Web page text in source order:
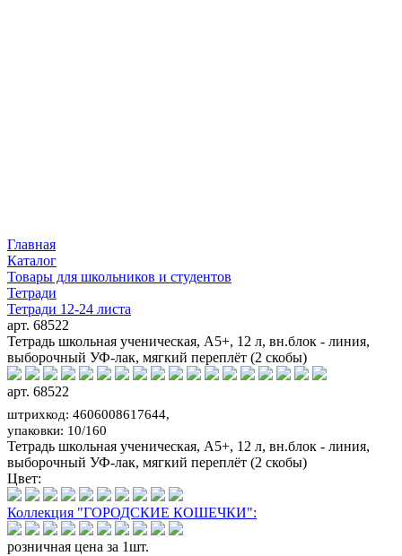
Главная
Каталог
Товары для школьников и студентов
Тетради
Тетради 12-24 листа
арт. 68522
Тетрадь школьная ученическая, А5+, 12 л, вн.блок - линия,
выборочный УФ-лак, мягкий переплёт (2 скобы)
арт. 68522
штрихкод: 4606008617644,
упаковки: 10/160
Тетрадь школьная ученическая, А5+, 12 л, вн.блок - линия,
выборочный УФ-лак, мягкий переплёт (2 скобы)
Цвет:
Коллекция "ГОРОДСКИЕ КОШЕЧКИ":
розничная цена за 1шт.